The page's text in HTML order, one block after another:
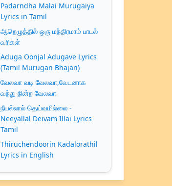
Padarndha Malai Murugaiya
Lyrics in Tamil
ஆறெழுத்தில் ஒரு மந்திரமாம் பாடல்
வரிகள்
Aduga Oonjal Adugave Lyrics
(Tamil Murugan Bhajan)
வேலவா வடி வேலவா,வேடனாக
வந்து நின்ற வேலவா
நீயல்லால் தெய்வமில்லை -
Neeyallal Deivam Illai Lyrics
Tamil
Thiruchendoorin Kadalorathil
Lyrics in English